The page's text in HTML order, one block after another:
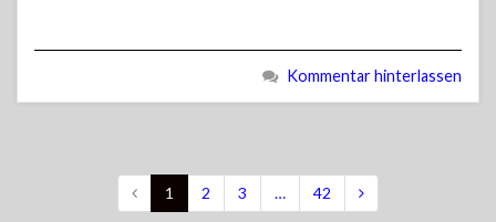
Kommentar hinterlassen
1 2 3 … 42